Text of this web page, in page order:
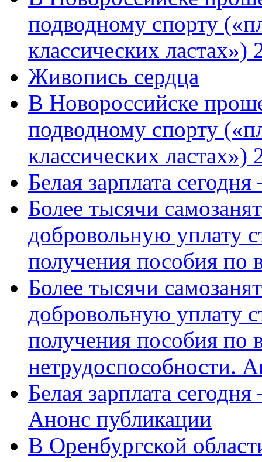
подводному спорту
классических
Живопись сердца
В Новороссийске
подводному спорту
классических ластах»)
Белая зарплата
Более тысячи
добровольную уплату
получения пособия по
Более тысячи
добровольную уплату
получения пособия по
нетрудоспособности.
Белая зарплата
Анонс публикации
В Оренбургской